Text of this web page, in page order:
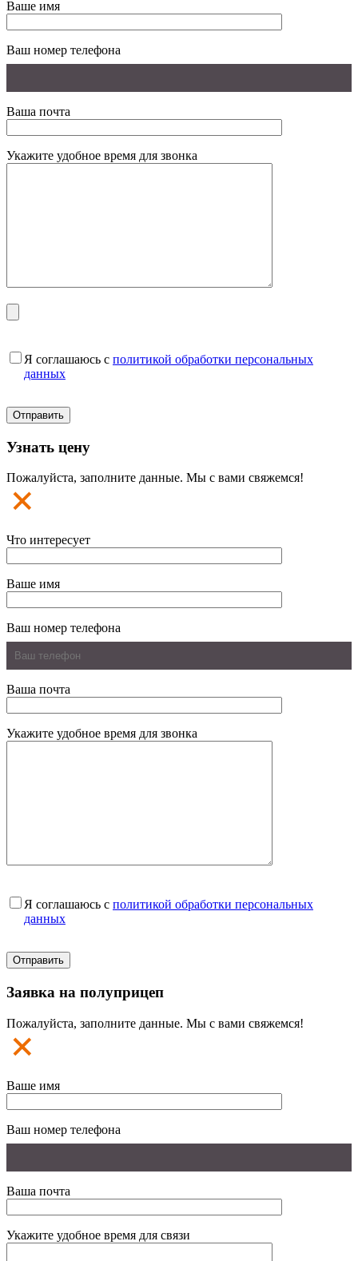
Ваше имя
Ваш номер телефона
Ваша почта
Укажите удобное время для звонка
Я соглашаюсь с политикой обработки персональных
данных
Узнать цену
Пожалуйста, заполните данные. Мы с вами свяжемся!
Что интересует
Ваше имя
Ваш номер телефона
Ваша почта
Укажите удобное время для звонка
Я соглашаюсь с политикой обработки персональных
данных
Заявка на полуприцеп
Пожалуйста, заполните данные. Мы с вами свяжемся!
Ваше имя
Ваш номер телефона
Ваша почта
Укажите удобное время для связи